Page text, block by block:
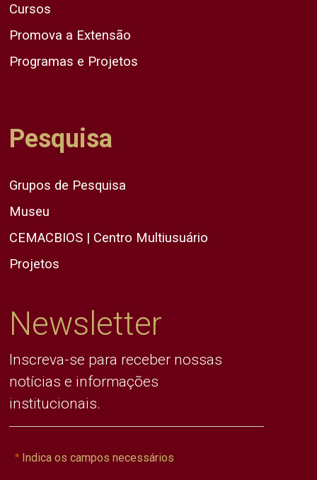
Cursos
Promova a Extensão
Programas e Projetos
Pesquisa
Grupos de Pesquisa
Museu
CEMACBIOS | Centro Multiusuário
Projetos
Newsletter
Inscreva-se para receber nossas
notícias e informações
institucionais.
Indica os campos necessários